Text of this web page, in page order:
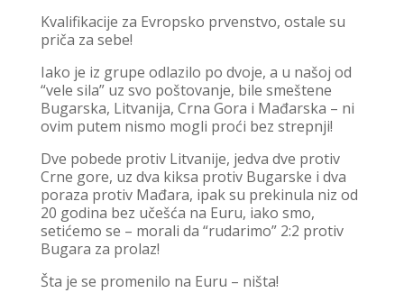
Kvalifikacije za Evropsko prvenstvo, ostale su
priča za sebe!
Iako je iz grupe odlazilo po dvoje, a u našoj od
“vele sila” uz svo poštovanje, bile smeštene
Bugarska, Litvanija, Crna Gora i Mađarska – ni
ovim putem nismo mogli proći bez strepnji!
Dve pobede protiv Litvanije, jedva dve protiv
Crne gore, uz dva kiksa protiv Bugarske i dva
poraza protiv Mađara, ipak su prekinula niz od
20 godina bez učešća na Euru, iako smo,
setićemo se – morali da “rudarimo” 2:2 protiv
Bugara za prolaz!
Šta je se promenilo na Euru – ništa!